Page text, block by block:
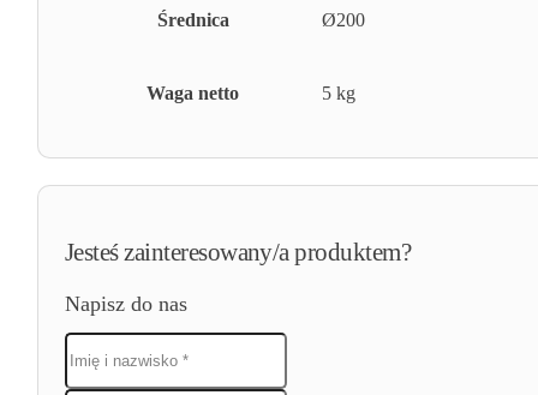
Średnica Ø200
Waga netto 5 kg
Jesteś zainteresowany/a produktem?
Napisz do nas